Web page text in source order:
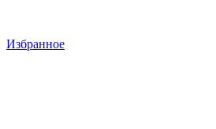
Избранное